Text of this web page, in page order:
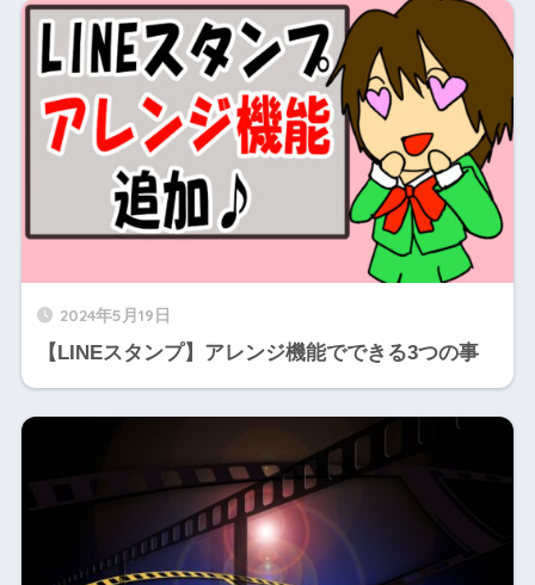
2024年5月19日
【LINEスタンプ】アレンジ機能でできる3つの事